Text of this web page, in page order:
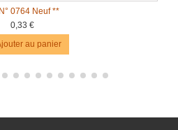
0764 Neuf **
0,33 €
au panier